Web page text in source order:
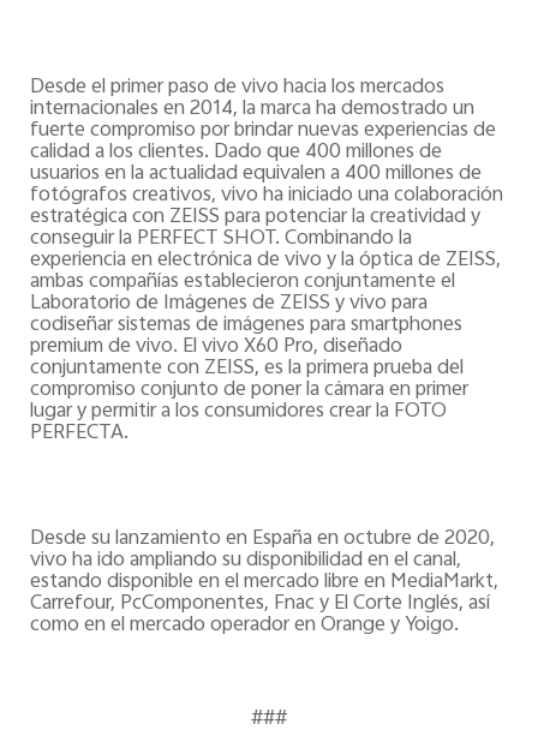
Desde el primer paso de vivo hacia los mercados
internacionales en 2014, la marca ha demostrado un
fuerte compromiso por brindar nuevas experiencias de
calidad a los clientes. Dado que 400 millones de
usuarios en la actualidad equivalen a 400 millones de
fotógrafos creativos, vivo ha iniciado una colaboración
estratégica con ZEISS para potenciar la creatividad y
conseguir la PERFECT SHOT. Combinando la
experiencia en electrónica de vivo y la óptica de ZEISS,
ambas compañías establecieron conjuntamente el
Laboratorio de Imágenes de ZEISS y vivo para
codiseñar sistemas de imágenes para smartphones
premium de vivo. El vivo X60 Pro, diseñado
conjuntamente con ZEISS, es la primera prueba del
compromiso conjunto de poner la cámara en primer
lugar y permitir a los consumidores crear la FOTO
PERFECTA.
Desde su lanzamiento en España en octubre de 2020,
vivo ha ido ampliando su disponibilidad en el canal,
estando disponible en el mercado libre en MediaMarkt,
Carrefour, PcComponentes, Fnac y El Corte Inglés, así
como en el mercado operador en Orange y Yoigo.
###